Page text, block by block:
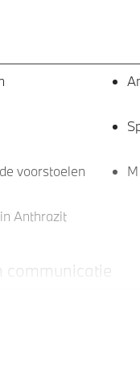
voorstoelen
Anthrazit
communicatie